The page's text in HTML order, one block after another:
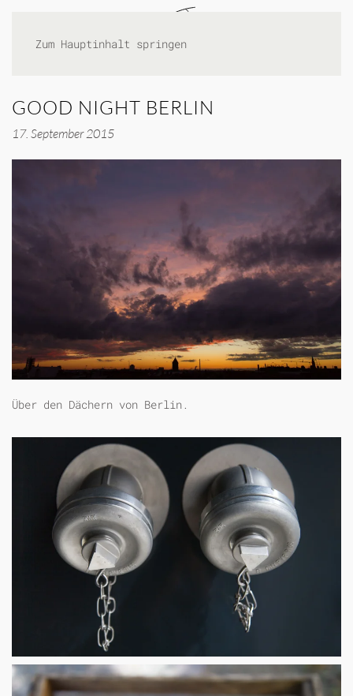
Zum Hauptinhalt springen
GOOD NIGHT BERLIN
17. September 2015
Über den Dächern von Berlin.